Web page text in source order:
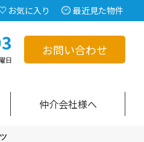
お気に入り 最近見た物件
日
お問い合わせ
仲介会社様へ